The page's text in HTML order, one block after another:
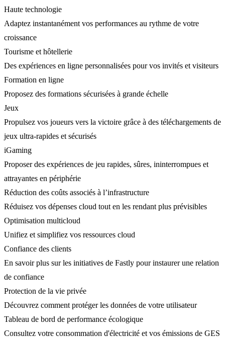
Haute technologie
Adaptez instantanément vos performances au rythme de votre
croissance
Tourisme et hôtellerie
Des expériences en ligne personnalisées pour vos invités et visiteurs
Formation en ligne
Proposez des formations sécurisées à grande échelle
Jeux
Propulsez vos joueurs vers la victoire grâce à des téléchargements de
jeux ultra-rapides et sécurisés
iGaming
Proposer des expériences de jeu rapides, sûres, ininterrompues et
attrayantes en périphérie
Réduction des coûts associés à l’infrastructure
Réduisez vos dépenses cloud tout en les rendant plus prévisibles
Optimisation multicloud
Unifiez et simplifiez vos ressources cloud
Confiance des clients
En savoir plus sur les initiatives de Fastly pour instaurer une relation
de confiance
Protection de la vie privée
Découvrez comment protéger les données de votre utilisateur
Tableau de bord de performance écologique
Consultez votre consommation d'électricité et vos émissions de GES